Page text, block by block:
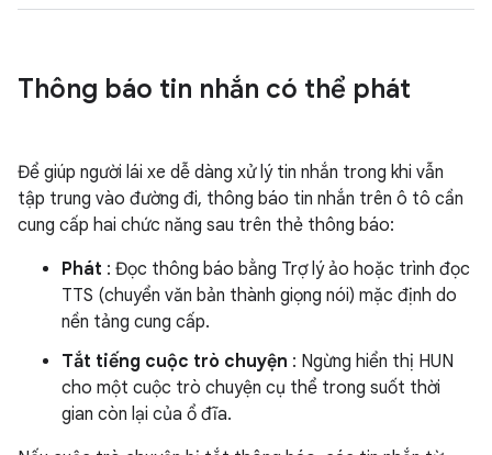
Thông báo tin nhắn có thể phát
Để giúp người lái xe dễ dàng xử lý tin nhắn trong khi vẫn
tập trung vào đường đi, thông báo tin nhắn trên ô tô cần
cung cấp hai chức năng sau trên thẻ thông báo:
Phát : Đọc thông báo bằng Trợ lý ảo hoặc trình đọc
TTS (chuyển văn bản thành giọng nói) mặc định do
nền tảng cung cấp.
Tắt tiếng cuộc trò chuyện : Ngừng hiển thị HUN
cho một cuộc trò chuyện cụ thể trong suốt thời
gian còn lại của ổ đĩa.